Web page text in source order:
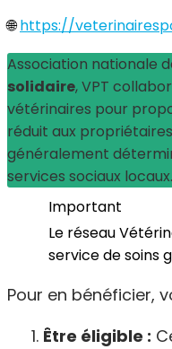
🌐https://
Association nationale
solidaire, VPT
vétérinaires pour
réduit aux
généralement
services sociaux locaux.
Important
Le réseau
service de soins
Pour en bénéficier,
Être éligible :